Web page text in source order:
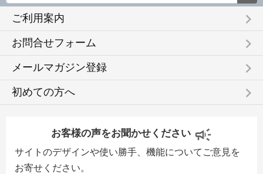
ご利用案内 keyboard_arrow_right
お問合せフォーム keyboard_arrow_right
メールマガジン登録 keyboard_arrow_right
初めての方へ keyboard_arrow_right
お客様の声をお聞かせください
サイトのデザインや使い勝手、機能についてご意見を
お寄せください。